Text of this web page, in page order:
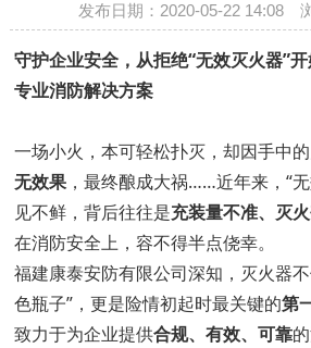
发布日期：2020-05-22 14:08
守护企业安全，从拒绝“无效灭火器”
专业消防解决方案
一场小火，本可轻松扑灭，却因手中
无效果 ，最终酿成大祸……近年来，“
见不鲜，背后往往是充装量不准、灭
在消防安全上，容不得半点侥幸。
福建康泰安防有限公司深知，灭火器
色瓶子”，更是险情初起时最关键的第
致力于为企业提供合规、有效、可靠